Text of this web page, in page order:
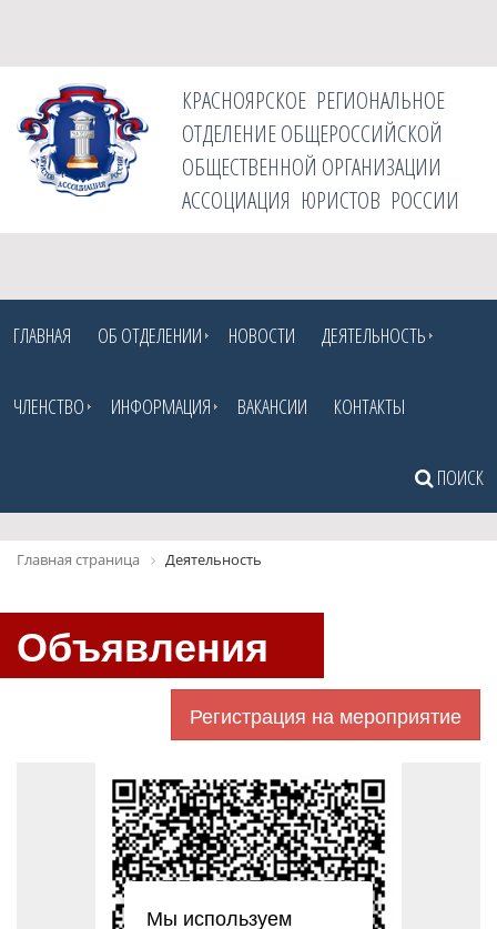
КРАСНОЯРСКОЕ РЕГИОНАЛЬНОЕ
ОТДЕЛЕНИЕ ОБЩЕРОССИЙСКОЙ
ОБЩЕСТВЕННОЙ ОРГАНИЗАЦИИ
АССОЦИАЦИЯ ЮРИСТОВ РОССИИ
ГЛАВНАЯ ОБ ОТДЕЛЕНИИ НОВОСТИ ДЕЯТЕЛЬНОСТЬ
ЧЛЕНСТВО ИНФОРМАЦИЯ ВАКАНСИИ КОНТАКТЫ
ПОИСК
Главная страница Деятельность
Объявления
Регистрация на мероприятие
Мы используем